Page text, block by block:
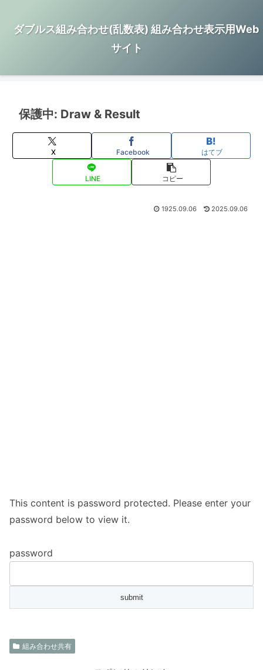
ダブルス組み合わせ(乱数表) 組み合わせ表示用Web
サイト
保護中: Draw & Result
X Facebook はてブ
LINE コピー
1925.09.06 2025.09.06
This content is password protected. Please enter your
password below to view it.
password
組み合わせ共有